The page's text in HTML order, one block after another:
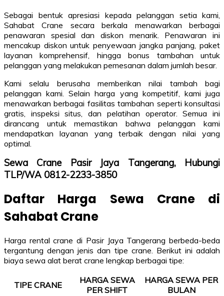
Sebagai bentuk apresiasi kepada pelanggan setia kami,
Sahabat Crane secara berkala menawarkan berbagai
penawaran spesial dan diskon menarik. Penawaran ini
mencakup diskon untuk penyewaan jangka panjang, paket
layanan komprehensif, hingga bonus tambahan untuk
pelanggan yang melakukan pemesanan dalam jumlah besar.
Kami selalu berusaha memberikan nilai tambah bagi
pelanggan kami. Selain harga yang kompetitif, kami juga
menawarkan berbagai fasilitas tambahan seperti konsultasi
gratis, inspeksi situs, dan pelatihan operator. Semua ini
dirancang untuk memastikan bahwa pelanggan kami
mendapatkan layanan yang terbaik dengan nilai yang
optimal.
Sewa Crane Pasir Jaya Tangerang, Hubungi
TLP/WA 0812-2233-3850
Daftar Harga Sewa Crane di
Sahabat Crane
Harga rental crane di Pasir Jaya Tangerang berbeda-beda
tergantung dengan jenis dan tipe crane. Berikut ini adalah
biaya sewa alat berat crane lengkap berbagai tipe:
TIPE CRANE
HARGA SEWA
PER SHIFT
HARGA SEWA PER
BULAN